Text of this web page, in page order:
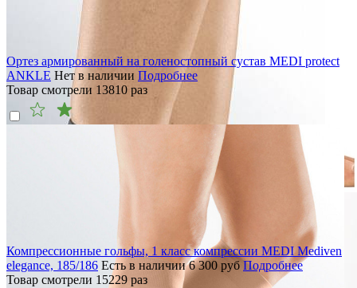
Ортез армированный на голеностопный сустав MEDI protect
ANKLE Нет в наличии Подробнее
Товар смотрели 13810 раз
Компрессионные гольфы, 1 класс компрессии MEDI Mediven
elegance, 185/186 Есть в наличии 6 300 руб Подробнее
Товар смотрели 15229 раз